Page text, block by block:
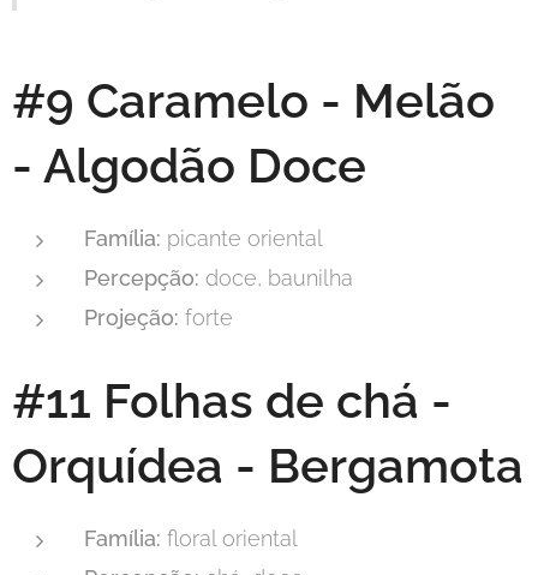
#9 Caramelo - Melão
- Algodão Doce
Família: picante oriental
Percepção: doce, baunilha
Projeção: forte
#11 Folhas de chá -
Orquídea - Bergamota
Família: floral oriental